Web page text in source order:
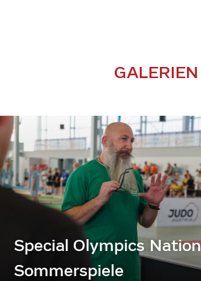
GALERIEN
Special Olympics
Sommerspiele